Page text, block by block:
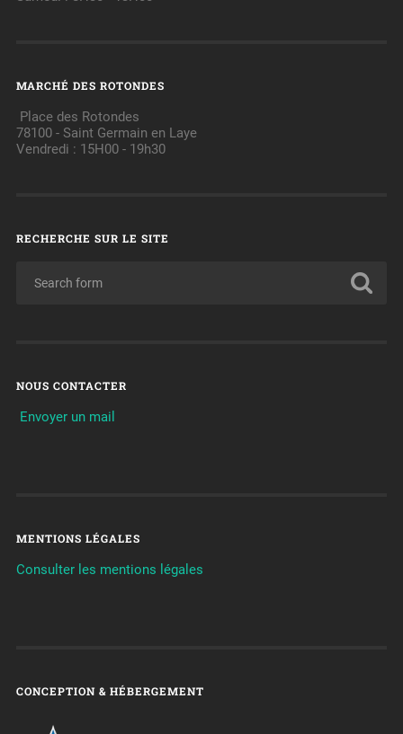
MARCHÉ DES ROTONDES
Place des Rotondes
78100 - Saint Germain en Laye
Vendredi : 15H00 - 19h30
RECHERCHE SUR LE SITE
NOUS CONTACTER
Envoyer un mail
MENTIONS LÉGALES
Consulter les mentions légales
CONCEPTION & HÉBERGEMENT